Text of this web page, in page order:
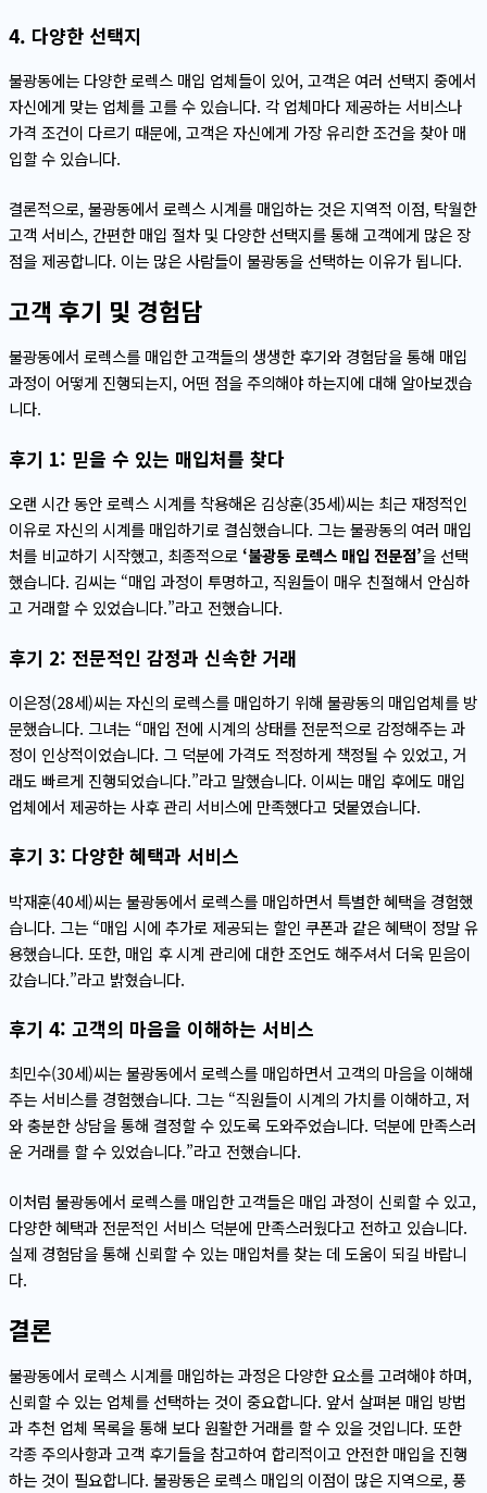
4. 다양한 선택지
불광동에는 다양한 로렉스 매입 업체들이 있어, 고객은 여러 선택지 중에서
자신에게 맞는 업체를 고를 수 있습니다. 각 업체마다 제공하는 서비스나
가격 조건이 다르기 때문에, 고객은 자신에게 가장 유리한 조건을 찾아 매
입할 수 있습니다.
결론적으로, 불광동에서 로렉스 시계를 매입하는 것은 지역적 이점, 탁월한
고객 서비스, 간편한 매입 절차 및 다양한 선택지를 통해 고객에게 많은 장
점을 제공합니다. 이는 많은 사람들이 불광동을 선택하는 이유가 됩니다.
고객 후기 및 경험담
불광동에서 로렉스를 매입한 고객들의 생생한 후기와 경험담을 통해 매입
과정이 어떻게 진행되는지, 어떤 점을 주의해야 하는지에 대해 알아보겠습
니다.
후기 1: 믿을 수 있는 매입처를 찾다
오랜 시간 동안 로렉스 시계를 착용해온 김상훈(35세)씨는 최근 재정적인
이유로 자신의 시계를 매입하기로 결심했습니다. 그는 불광동의 여러 매입
처를 비교하기 시작했고, 최종적으로 ‘불광동 로렉스 매입 전문점’을 선택
했습니다. 김씨는 “매입 과정이 투명하고, 직원들이 매우 친절해서 안심하
고 거래할 수 있었습니다.”라고 전했습니다.
후기 2: 전문적인 감정과 신속한 거래
이은정(28세)씨는 자신의 로렉스를 매입하기 위해 불광동의 매입업체를 방
문했습니다. 그녀는 “매입 전에 시계의 상태를 전문적으로 감정해주는 과
정이 인상적이었습니다. 그 덕분에 가격도 적정하게 책정될 수 있었고, 거
래도 빠르게 진행되었습니다.”라고 말했습니다. 이씨는 매입 후에도 매입
업체에서 제공하는 사후 관리 서비스에 만족했다고 덧붙였습니다.
후기 3: 다양한 혜택과 서비스
박재훈(40세)씨는 불광동에서 로렉스를 매입하면서 특별한 혜택을 경험했
습니다. 그는 “매입 시에 추가로 제공되는 할인 쿠폰과 같은 혜택이 정말 유
용했습니다. 또한, 매입 후 시계 관리에 대한 조언도 해주셔서 더욱 믿음이
갔습니다.”라고 밝혔습니다.
후기 4: 고객의 마음을 이해하는 서비스
최민수(30세)씨는 불광동에서 로렉스를 매입하면서 고객의 마음을 이해해
주는 서비스를 경험했습니다. 그는 “직원들이 시계의 가치를 이해하고, 저
와 충분한 상담을 통해 결정할 수 있도록 도와주었습니다. 덕분에 만족스러
운 거래를 할 수 있었습니다.”라고 전했습니다.
이처럼 불광동에서 로렉스를 매입한 고객들은 매입 과정이 신뢰할 수 있고,
다양한 혜택과 전문적인 서비스 덕분에 만족스러웠다고 전하고 있습니다.
실제 경험담을 통해 신뢰할 수 있는 매입처를 찾는 데 도움이 되길 바랍니
다.
결론
불광동에서 로렉스 시계를 매입하는 과정은 다양한 요소를 고려해야 하며,
신뢰할 수 있는 업체를 선택하는 것이 중요합니다. 앞서 살펴본 매입 방법
과 추천 업체 목록을 통해 보다 원활한 거래를 할 수 있을 것입니다. 또한
각종 주의사항과 고객 후기들을 참고하여 합리적이고 안전한 매입을 진행
하는 것이 필요합니다. 불광동은 로렉스 매입의 이점이 많은 지역으로, 풍